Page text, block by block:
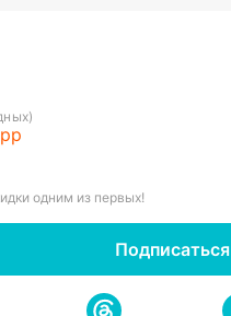
одним из первых!
Подписаться